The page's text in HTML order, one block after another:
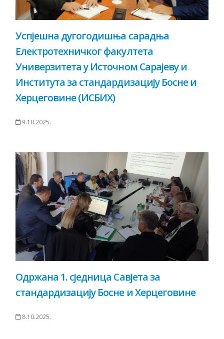
Успјешна дугогодишња сарадња
Електротехничког факултета
Универзитета у Источном Сарајеву и
Института за стандардизацију Босне и
Херцеговине (ИСБИХ)
9.10.2025.
Одржана 1. сједница Савјета за
стандардизацију Босне и Херцеговине
8.10.2025.